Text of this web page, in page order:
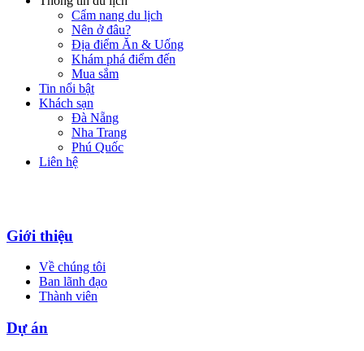
Cẩm nang du lịch
Nên ở đâu?
Địa điểm Ăn & Uống
Khám phá điểm đến
Mua sắm
Tin nổi bật
Khách sạn
Đà Nẵng
Nha Trang
Phú Quốc
Liên hệ
Giới thiệu
Về chúng tôi
Ban lãnh đạo
Thành viên
Dự án